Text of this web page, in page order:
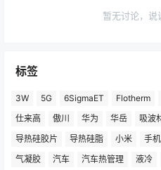
暂无讨论，说
标签
3W 5G 6SigmaET Flotherm
仕来高
傲川 华为 华岳 吸波
导热硅胶片
导热硅脂 小米 手机
气凝胶
汽车 汽车热管理 液冷